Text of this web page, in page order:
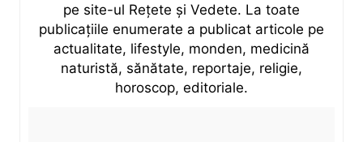
pe site-ul Rețete și Vedete. La toate
publicațiile enumerate a publicat articole pe
actualitate, lifestyle, monden, medicină
naturistă, sănătate, reportaje, religie,
horoscop, editoriale.